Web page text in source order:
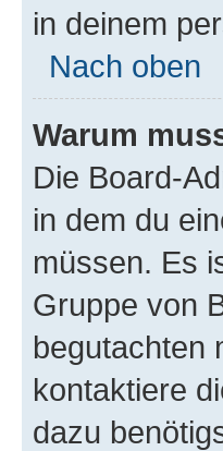
in deinem
Nach oben
Warum
Die Board-
in dem du
müssen. Es
Gruppe von
begutachten
kontaktiere
dazu